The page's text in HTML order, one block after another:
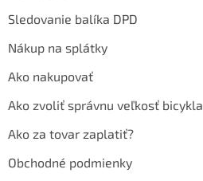
Sledovanie balíka DPD
Nákup na splátky
Ako nakupovať
Ako zvoliť správnu veľkosť bicykla
Ako za tovar zaplatiť?
Obchodné podmienky